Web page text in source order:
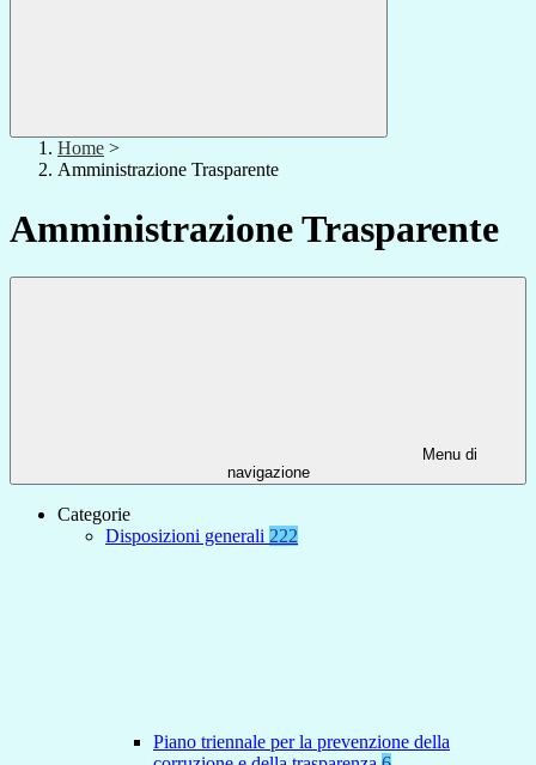
Home >
Amministrazione Trasparente
Amministrazione Trasparente
Menu di
navigazione
Categorie
Disposizioni generali 222
Piano triennale per la prevenzione della